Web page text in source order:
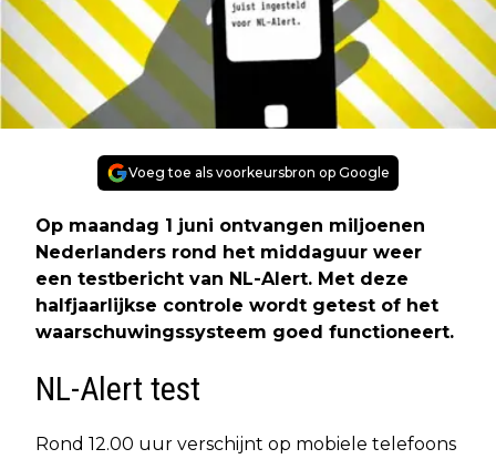
Voeg toe als voorkeursbron op Google
Op maandag 1 juni ontvangen miljoenen
Nederlanders rond het middaguur weer
een testbericht van NL-Alert. Met deze
halfjaarlijkse controle wordt getest of het
waarschuwingssysteem goed functioneert.
NL-Alert test
Rond 12.00 uur verschijnt op mobiele telefoons